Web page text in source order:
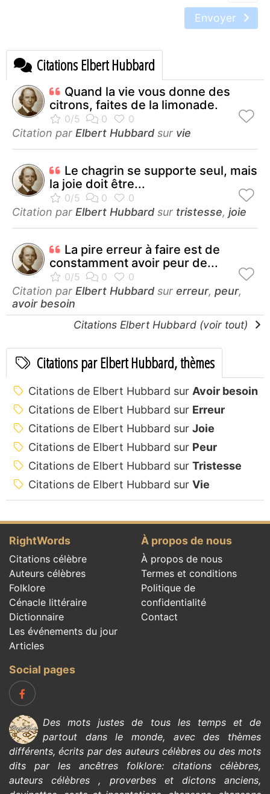
Envoyer
Citations Elbert Hubbard
Quand la vie vous donne des
citrons, faites de la limonade.
Citation par Elbert Hubbard sur vie
Le chagrin se supporte seul, mais
la joie doit être...
Citation par Elbert Hubbard sur tristesse, joie
La pire erreur à faire est de
constamment avoir peur de...
Citation par Elbert Hubbard sur erreur, peur,
avoir besoin
Citations Elbert Hubbard (voir tout)
Citations par Elbert Hubbard, thèmes
Citations de Elbert Hubbard sur Avoir besoin
Citations de Elbert Hubbard sur Erreur
Citations de Elbert Hubbard sur Joie
Citations de Elbert Hubbard sur Peur
Citations de Elbert Hubbard sur Tristesse
Citations de Elbert Hubbard sur Vie
RightWords
Citations célèbre
Auteurs célèbres
Folklore
Cénacle littéraire
Dictionnaire
Les événements du jour
Articles
À propos de nous
À propos de nous
Termes et conditions
Politique de
confidentialité
Contact
Social pages
Des mots justes de tous les temps et de
partout dans le monde, avec des thèmes
différents, écrits par des auteurs célèbresou des mots
dits par les ancêtres folklore: citations célèbres,
auteurs célèbres
, proverbes et dictons anciens,